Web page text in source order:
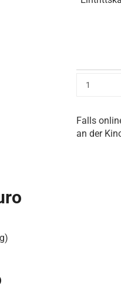
Falls
an der